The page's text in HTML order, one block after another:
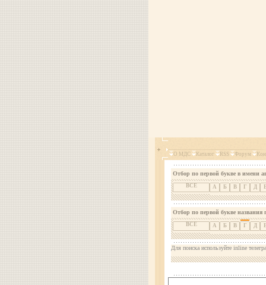
О МДС Каталог RSS Форум
Отбор по первой букве в имени
ВСЕ А Б В Г Д
Отбор по первой букве названия
ВСЕ А Б В Г Д
Для поиска используйте inline